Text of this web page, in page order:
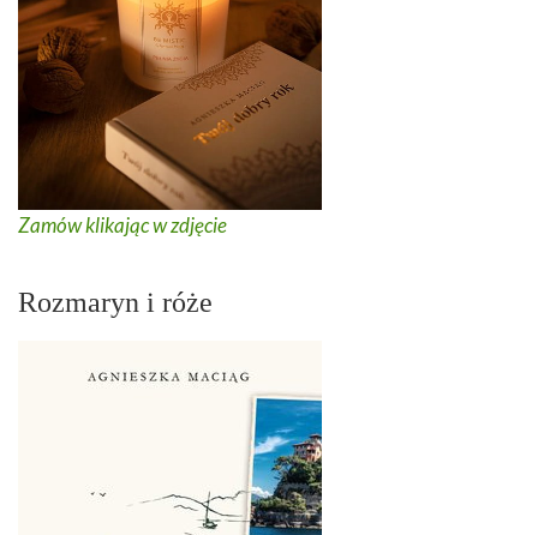
Zamów klikając w zdjęcie
Rozmaryn i róże